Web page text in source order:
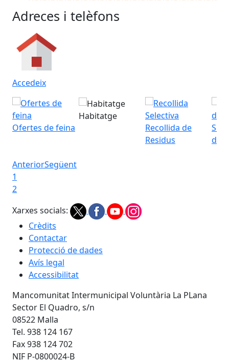
Adreces i telèfons
Accedeix
Ofertes de feina
Habitatge
Recollida de
Residus
AnteriorSegüent
1
2
Xarxes socials:
Crèdits
Contactar
Protecció de dades
Avís legal
Accessibilitat
Mancomunitat Intermunicipal Voluntària La PLana
Sector El Quadro, s/n
08522 Malla
Tel. 938 124 167
Fax 938 124 702
NIF P-0800024-B